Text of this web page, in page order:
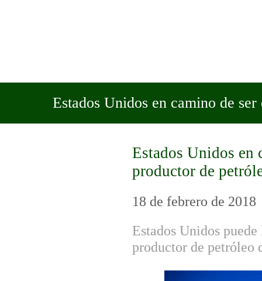
Estados Unidos en camino de
Estados Unidos en
productor de
18 de febrero de 2018
Estados Unidos
productor de petróleo